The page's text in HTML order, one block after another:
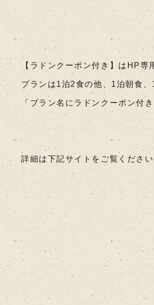
【ラドンクーポン付き】はHP
プランは1泊2食の他、1泊朝食
「プラン名にラドンクーポン付
詳細は下記サイトをご覧ください